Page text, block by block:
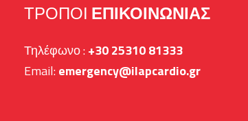
ΤΡΌΠΟΙ ΕΠΙΚΟΙΝΩΝΊΑΣ
Τηλέφωνο : +30 25310 81333
Email: emergency@ilapcardio.gr